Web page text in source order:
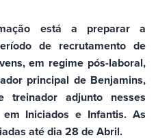
está a preparar a
de recrutamento de
em regime pós-laboral,
principal de Benjamins,
treinador adjunto nesses
Iniciados e Infantis. As
até dia 28 de Abril.